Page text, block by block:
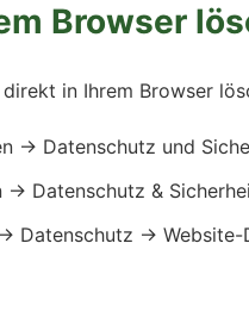
Browser
in Ihrem Browser
→ Datenschutz und
→ Datenschutz &
Datenschutz → Website-